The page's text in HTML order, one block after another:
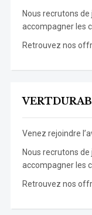
Nous recrutons
accompagner les
Retrouvez nos
Venez rejoindre
Nous recrutons
accompagner les
Retrouvez nos